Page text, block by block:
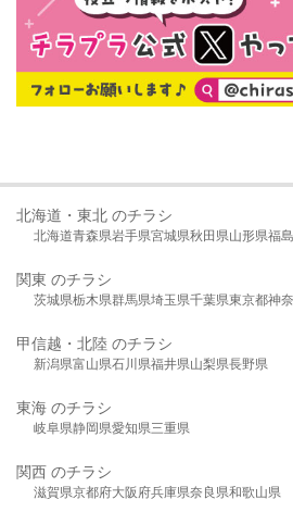
北海道・東北 のチラシ
北海道青森県岩手県宮城県秋田県山形県福
関東 のチラシ
茨城県栃木県群馬県埼玉県千葉県東京都神
甲信越・北陸 のチラシ
新潟県富山県石川県福井県山梨県長野県
東海 のチラシ
岐阜県静岡県愛知県三重県
関西 のチラシ
滋賀県京都府大阪府兵庫県奈良県和歌山県